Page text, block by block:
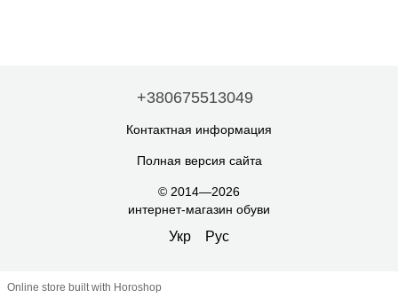
+380675513049
Контактная информация
Полная версия сайта
© 2014—2026
интернет-магазин обуви
Укр Рус
Online store built with Horoshop